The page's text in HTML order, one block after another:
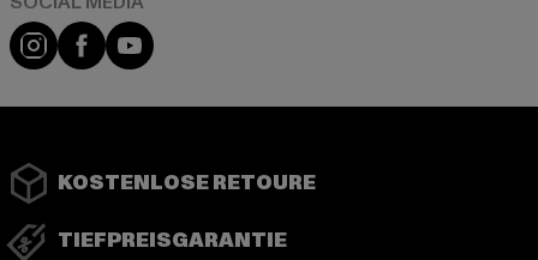
Instagram
FacebookYouTube
KOSTENLOSE RETOURE
TIEFPREISGARANTIE